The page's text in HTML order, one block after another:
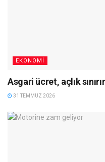
EKONOMI
Asgari ücret, açlık
31 TEMMUZ 2026